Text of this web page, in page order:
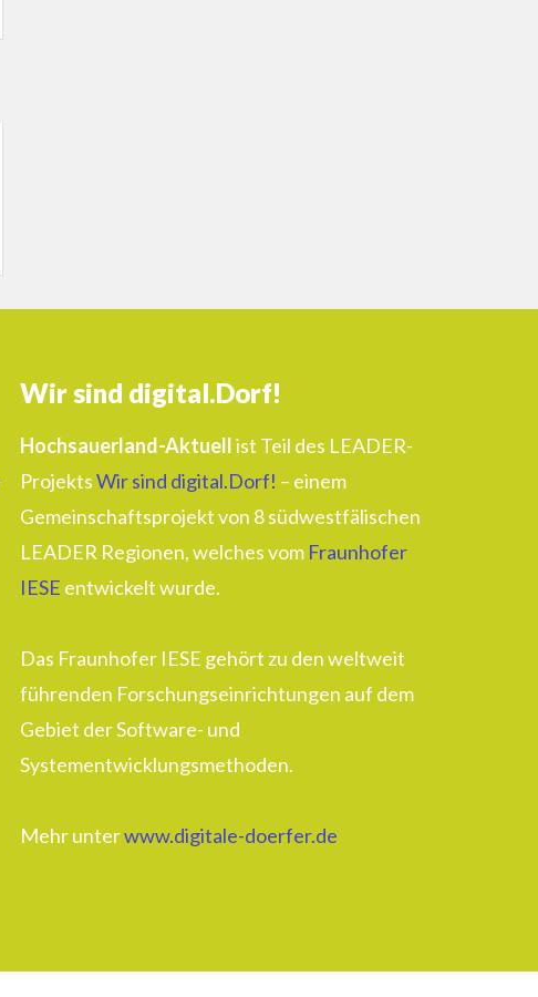
Wir sind digital.Dorf!
Hochsauerland-Aktuellist Teil des LEADER-
ProjektsWir sind digital.Dorf! – einem
Gemeinschaftsprojekt von 8 südwestfälischen
LEADER Regionen, welches vom Fraunhofer
IESE entwickelt wurde.
Das Fraunhofer IESE gehört zu den weltweit
führenden Forschungseinrichtungen auf dem
Gebiet der Software- und
Systementwicklungsmethoden.
Mehr unterwww.digitale-doerfer.de